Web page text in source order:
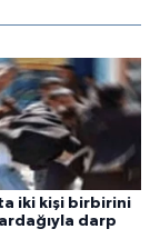
iki kişi birbirini
darp